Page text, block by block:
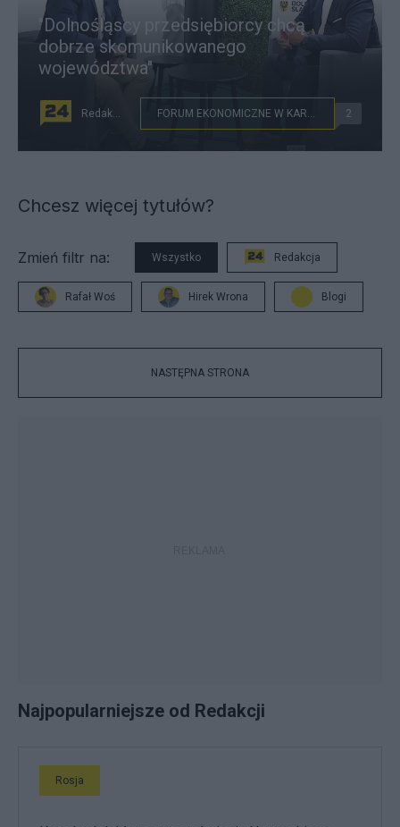
"Dolnośląscy przedsiębiorcy chcą
dobrze skomunikowanego
województwa"
Redakcja FORUM EKONOMICZNE W KARPACZU 2
Chcesz więcej tytułów?
Zmień filtr na: Wszystko Redakcja
Rafał Woś Hirek Wrona Blogi
NASTĘPNA STRONA
Najpopularniejsze od Redakcji
Rosja